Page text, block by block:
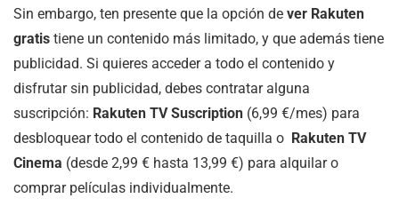
Sin embargo, ten presente que la opción de ver Rakuten
gratis tiene un contenido más limitado, y que además tiene
publicidad. Si quieres acceder a todo el contenido y
disfrutar sin publicidad, debes contratar alguna
suscripción: Rakuten TV Suscription (6,99 €/mes) para
desbloquear todo el contenido de taquilla o Rakuten TV
Cinema (desde 2,99 € hasta 13,99 €) para alquilar o
comprar películas individualmente.